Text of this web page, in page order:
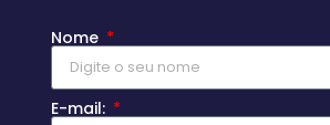
Nome
E-mail: